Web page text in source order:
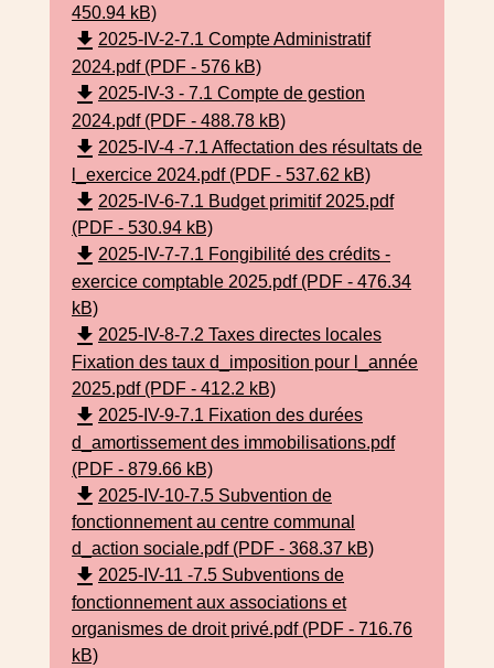
450.94 kB)
file_download 2025-IV-2-7.1 Compte Administratif
2024.pdf (PDF - 576 kB)
file_download 2025-IV-3 - 7.1 Compte de gestion
2024.pdf (PDF - 488.78 kB)
file_download 2025-IV-4 -7.1 Affectation des résultats de
l_exercice 2024.pdf (PDF - 537.62 kB)
file_download 2025-IV-6-7.1 Budget primitif 2025.pdf
(PDF - 530.94 kB)
file_download 2025-IV-7-7.1 Fongibilité des crédits -
exercice comptable 2025.pdf (PDF - 476.34
kB)
file_download 2025-IV-8-7.2 Taxes directes locales
Fixation des taux d_imposition pour l_année
2025.pdf (PDF - 412.2 kB)
file_download 2025-IV-9-7.1 Fixation des durées
d_amortissement des immobilisations.pdf
(PDF - 879.66 kB)
file_download 2025-IV-10-7.5 Subvention de
fonctionnement au centre communal
d_action sociale.pdf (PDF - 368.37 kB)
file_download 2025-IV-11 -7.5 Subventions de
fonctionnement aux associations et
organismes de droit privé.pdf (PDF - 716.76
kB)